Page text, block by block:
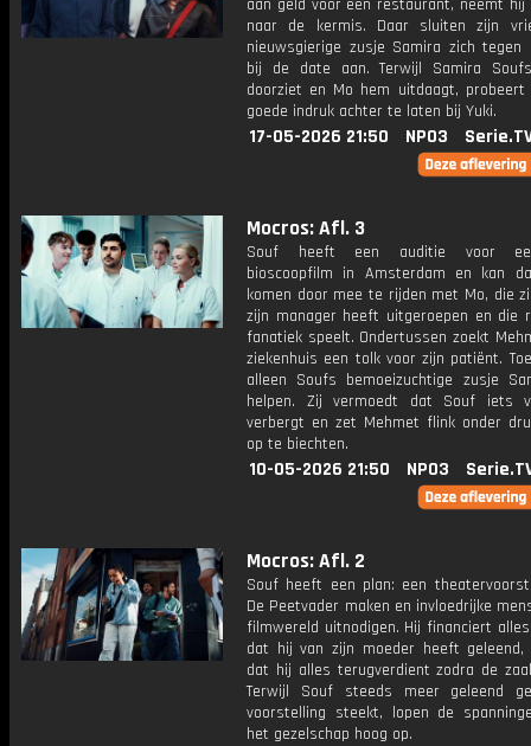
aan geld voor een restaurant, neemt hij
naar de kermis. Daar sluiten zijn
nieuwsgierige zusje Samira zich tegen
bij de date aan. Terwijl Samira
doorziet en Mo hem uitdaagt, probeert
goede indruk achter te laten bij Yuki.
17-05-2026 21:50 NPO3
Mocros: Afl. 3
Souf heeft een auditie voor
bioscoopfilm in Amsterdam en kan
komen door mee te rijden met Mo, die
zijn manager heeft uitgeroepen en die
fanatiek speelt. Ondertussen zoekt
ziekenhuis een tolk voor zijn patiënt.
alleen Soufs bemoeizuchtige zusje
helpen. Zij vermoedt dat Souf iets
verbergt en zet Mehmet flink onder
op te biechten.
10-05-2026 21:50 NPO3
Mocros: Afl. 2
Souf heeft een plan: een
De Peetvader maken en invloedrijke
filmwereld uitnodigen. Hij financiert
dat hij van zijn moeder heeft geleend,
dat hij alles terugverdient zodra de
Terwijl Souf steeds meer geleend
voorstelling steekt, lopen de
het gezelschap hoog op.